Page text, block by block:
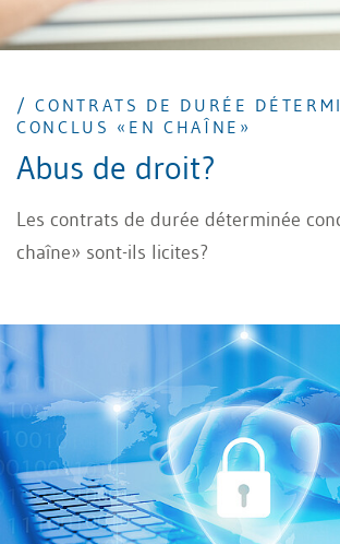
/ CONTRATS DE DURÉE
CONCLUS «EN CHAÎNE»
Abus de droit?
Les contrats de durée déterminée
chaîne» sont-ils licites?